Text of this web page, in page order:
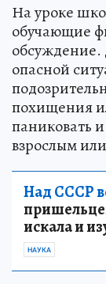
На уроке
обучающие
обсуждение.
опасной
похищения
паниковать
взрослым
Над СССР
искала и
НАУКА